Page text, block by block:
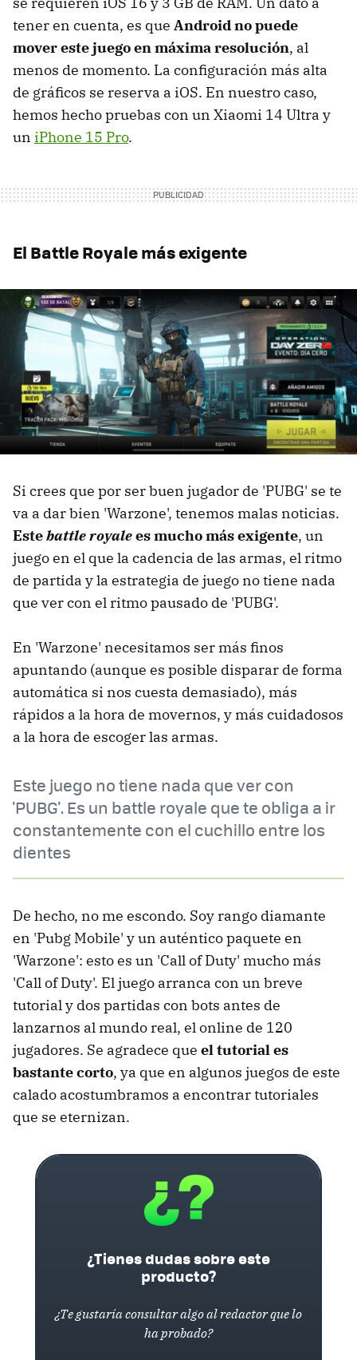
tener en cuenta, es que Android no puede
mover este juego en máxima resolución, al
menos de momento. La configuración más alta
de gráficos se reserva a iOS. En nuestro caso,
hemos hecho pruebas con un Xiaomi 14 Ultra y
un iPhone 15 Pro.
El Battle Royale más exigente
Si crees que por ser buen jugador de 'PUBG' se te
va a dar bien 'Warzone', tenemos malas noticias.
Estebattle royalees mucho más exigente, un
juego en el que la cadencia de las armas, el ritmo
de partida y la estrategia de juego no tiene nada
que ver con el ritmo pausado de 'PUBG'.
En 'Warzone' necesitamos ser más finos
apuntando (aunque es posible disparar de forma
automática si nos cuesta demasiado), más
rápidos a la hora de movernos, y más cuidadosos
a la hora de escoger las armas.
Este juego no tiene nada que ver con
'PUBG'. Es un battle royale que te obliga a ir
constantemente con el cuchillo entre los
dientes
De hecho, no me escondo. Soy rango diamante
en 'Pubg Mobile' y un auténtico paquete en
'Warzone': esto es un 'Call of Duty' mucho más
'Call of Duty'. El juego arranca con un breve
tutorial y dos partidas con bots antes de
lanzarnos al mundo real, el online de 120
jugadores. Se agradece que el tutorial es
bastante corto, ya que en algunos juegos de este
calado acostumbramos a encontrar tutoriales
que se eternizan.
¿Tienes dudas sobre este
producto?
¿Te gustaría consultar algo al redactor que lo
ha probado?